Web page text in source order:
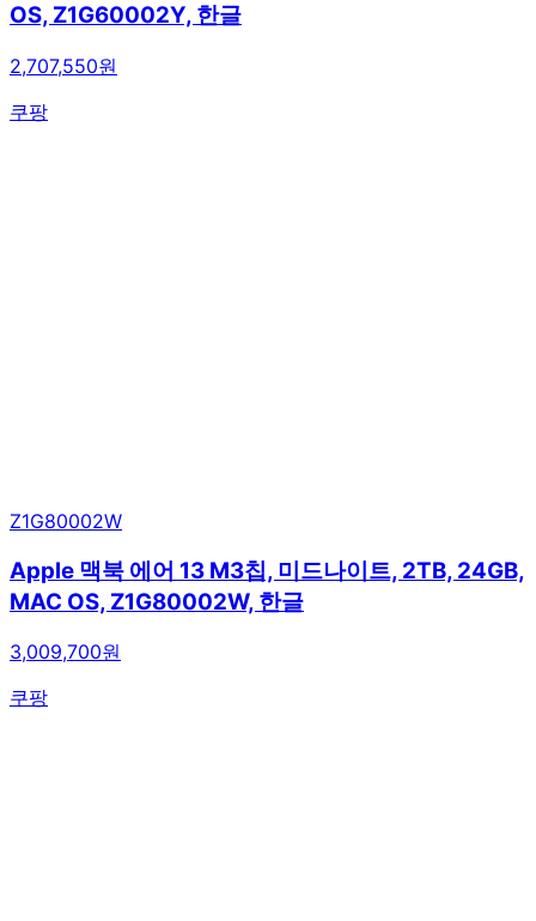
OS, Z1G60002Y, 한글
2,707,550원
쿠팡
Z1G80002W
Apple 맥북 에어 13 M3칩, 미드나이트, 2TB, 24GB,
MAC OS, Z1G80002W, 한글
3,009,700원
쿠팡